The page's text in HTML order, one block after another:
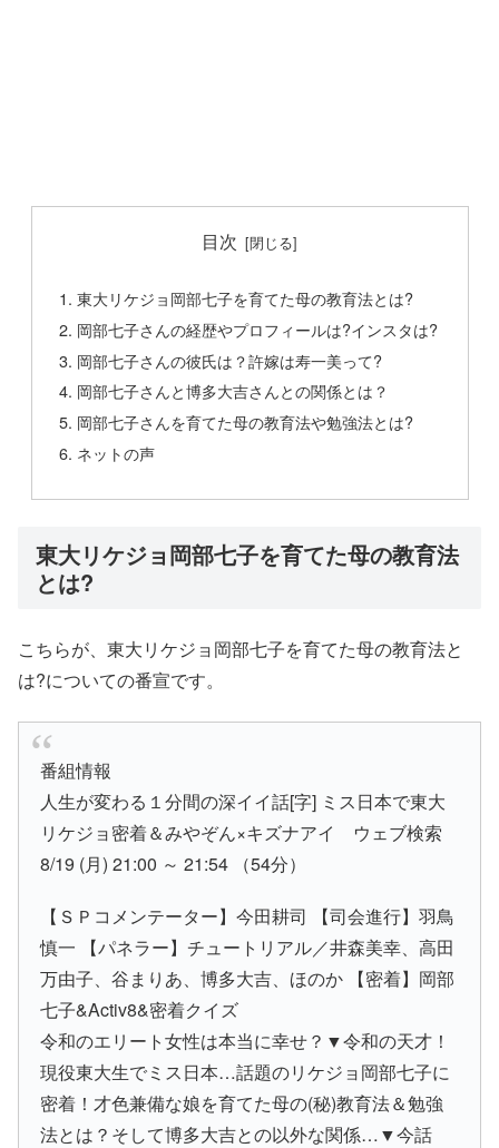
目次
東大リケジョ岡部七子を育てた母の教育法とは?
岡部七子さんの経歴やプロフィールは?インスタは?
岡部七子さんの彼氏は？許嫁は寿一美って?
岡部七子さんと博多大吉さんとの関係とは？
岡部七子さんを育てた母の教育法や勉強法とは?
ネットの声
東大リケジョ岡部七子を育てた母の教育法
とは?
こちらが、東大リケジョ岡部七子を育てた母の教育法と
は?についての番宣です。
番組情報
人生が変わる１分間の深イイ話[字] ミス日本で東大
リケジョ密着＆みやぞん×キズナアイ ウェブ検索
8/19 (月) 21:00 ～ 21:54 （54分）
【ＳＰコメンテーター】今田耕司 【司会進行】羽鳥
慎一 【パネラー】チュートリアル／井森美幸、高田
万由子、谷まりあ、博多大吉、ほのか 【密着】岡部
七子&Activ8&密着クイズ
令和のエリート女性は本当に幸せ？▼令和の天才！
現役東大生でミス日本…話題のリケジョ岡部七子に
密着！才色兼備な娘を育てた母の(秘)教育法＆勉強
法とは？そして博多大吉との以外な関係…▼今話